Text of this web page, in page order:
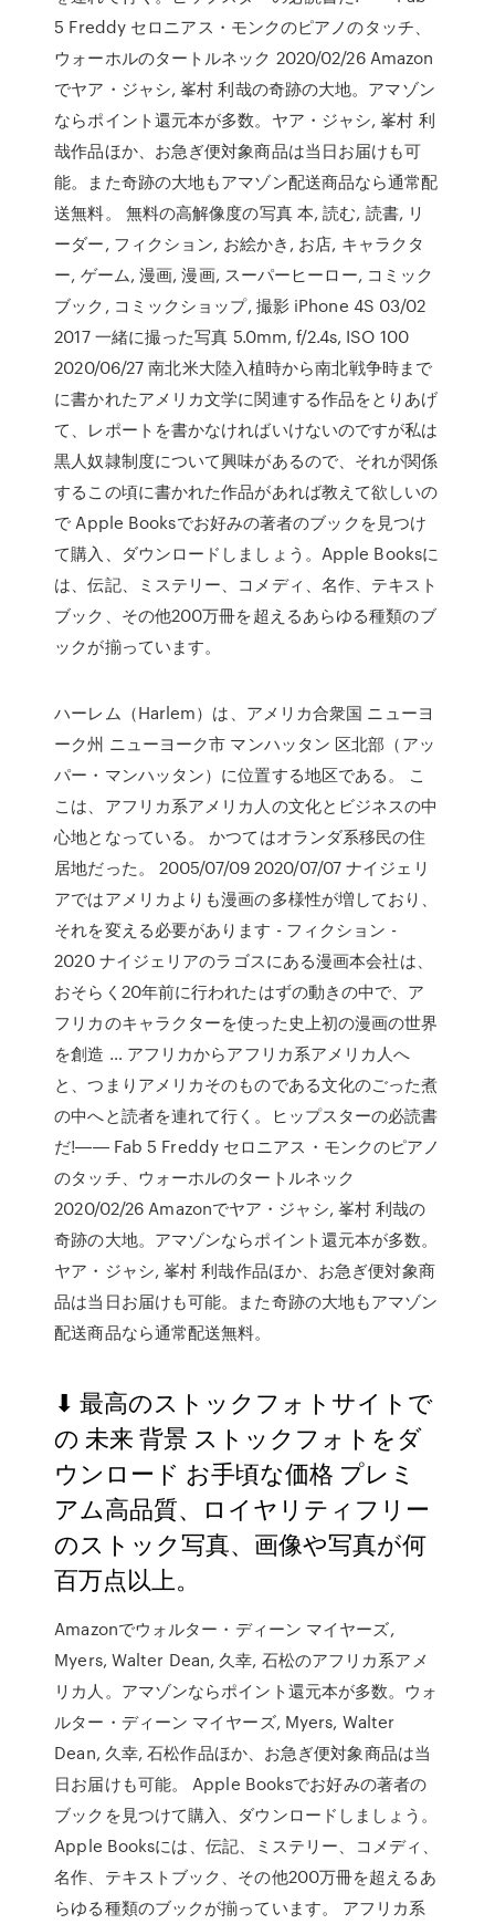
5 Freddy セロニアス・モンクのピアノのタッチ、
ウォーホルのタートルネック 2020/02/26 Amazon
でヤア・ジャシ, 峯村 利哉の奇跡の大地。アマゾン
ならポイント還元本が多数。ヤア・ジャシ, 峯村 利
哉作品ほか、お急ぎ便対象商品は当日お届けも可
能。また奇跡の大地もアマゾン配送商品なら通常配
送無料。 無料の高解像度の写真 本, 読む, 読書, リ
ーダー, フィクション, お絵かき, お店, キャラクタ
ー, ゲーム, 漫画, 漫画, スーパーヒーロー, コミック
ブック, コミックショップ, 撮影 iPhone 4S 03/02
2017 一緒に撮った写真 5.0mm, f/2.4s, ISO 100
2020/06/27 南北米大陸入植時から南北戦争時まで
に書かれたアメリカ文学に関連する作品をとりあげ
て、レポートを書かなければいけないのですが私は
黒人奴隷制度について興味があるので、それが関係
するこの頃に書かれた作品があれば教えて欲しいの
で Apple Booksでお好みの著者のブックを見つけ
て購入、ダウンロードしましょう。Apple Booksに
は、伝記、ミステリー、コメディ、名作、テキスト
ブック、その他200万冊を超えるあらゆる種類のブ
ックが揃っています。
ハーレム（Harlem）は、アメリカ合衆国 ニューヨ
ーク州 ニューヨーク市 マンハッタン 区北部（アッ
パー・マンハッタン）に位置する地区である。 こ
こは、アフリカ系アメリカ人の文化とビジネスの中
心地となっている。 かつてはオランダ系移民の住
居地だった。 2005/07/09 2020/07/07 ナイジェリ
アではアメリカよりも漫画の多様性が増しており、
それを変える必要があります - フィクション -
2020 ナイジェリアのラゴスにある漫画本会社は、
おそらく20年前に行われたはずの動きの中で、ア
フリカのキャラクターを使った史上初の漫画の世界
を創造 … アフリカからアフリカ系アメリカ人へ
と、つまりアメリカそのものである文化のごった煮
の中へと読者を連れて行く。ヒップスターの必読書
だ!―― Fab 5 Freddy セロニアス・モンクのピアノ
のタッチ、ウォーホルのタートルネック
2020/02/26 Amazonでヤア・ジャシ, 峯村 利哉の
奇跡の大地。アマゾンならポイント還元本が多数。
ヤア・ジャシ, 峯村 利哉作品ほか、お急ぎ便対象商
品は当日お届けも可能。また奇跡の大地もアマゾン
配送商品なら通常配送無料。
⬇ 最高のストックフォトサイトで
の 未来 背景 ストックフォトをダ
ウンロード お手頃な価格 プレミ
アム高品質、ロイヤリティフリー
のストック写真、画像や写真が何
百万点以上。
Amazonでウォルター・ディーン マイヤーズ,
Myers, Walter Dean, 久幸, 石松のアフリカ系アメ
リカ人。アマゾンならポイント還元本が多数。ウォ
ルター・ディーン マイヤーズ, Myers, Walter
Dean, 久幸, 石松作品ほか、お急ぎ便対象商品は当
日お届けも可能。 Apple Booksでお好みの著者の
ブックを見つけて購入、ダウンロードしましょう。
Apple Booksには、伝記、ミステリー、コメディ、
名作、テキストブック、その他200万冊を超えるあ
らゆる種類のブックが揃っています。 アフリカ系